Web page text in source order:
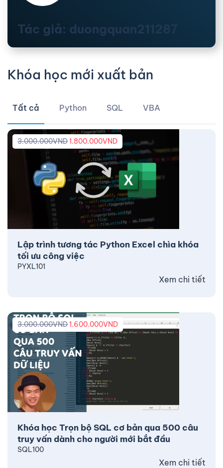
Tác giả: duongquan211287
Khóa học mới xuất bản
Tất cả Python SQL VBA
Lập trình tương tác Python Excel chìa khóa
tối ưu công việc
3.000.000VND1.800.000VND
PYXL101
Xem chi tiết
Khóa học Trọn bộ SQL cơ bản qua 500 câu
truy vấn dành cho người mới bắt đầu
3.000.000VND1.600.000VND
SQL100
Xem chi tiết